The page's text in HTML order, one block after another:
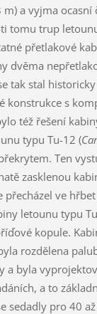
a vyjma
tomu trup
přetlakové
dvěma
tak stal
konstrukce s
též řešení
typu Tu-12 (
Ten
zasklenou
přecházel ve
letounu typu
kopule.
rozdělena
a byla
a to
sedadly pro 40